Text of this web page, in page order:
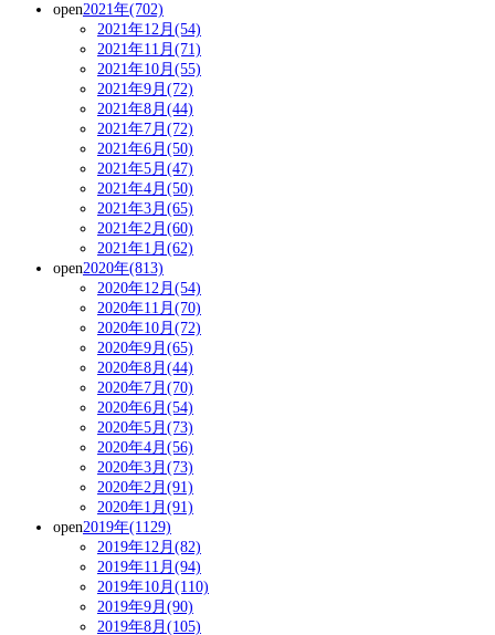
open2021年(702)
2021年12月(54)
2021年11月(71)
2021年10月(55)
2021年9月(72)
2021年8月(44)
2021年7月(72)
2021年6月(50)
2021年5月(47)
2021年4月(50)
2021年3月(65)
2021年2月(60)
2021年1月(62)
open2020年(813)
2020年12月(54)
2020年11月(70)
2020年10月(72)
2020年9月(65)
2020年8月(44)
2020年7月(70)
2020年6月(54)
2020年5月(73)
2020年4月(56)
2020年3月(73)
2020年2月(91)
2020年1月(91)
open2019年(1129)
2019年12月(82)
2019年11月(94)
2019年10月(110)
2019年9月(90)
2019年8月(105)